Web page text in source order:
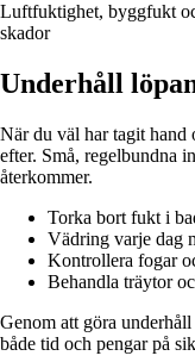
Luftfuktighet, byggfukt
skador
Underhåll
När du väl har tagit hand
efter. Små, regelbundna
återkommer.
Torka bort fukt i
Vädring varje dag
Kontrollera fogar
Behandla träytor
Genom att göra
både tid och pengar på